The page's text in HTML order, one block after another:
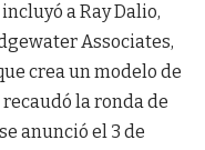
a Ray Dalio,
Associates,
crea un modelo de
la ronda de
anunció el 3 de